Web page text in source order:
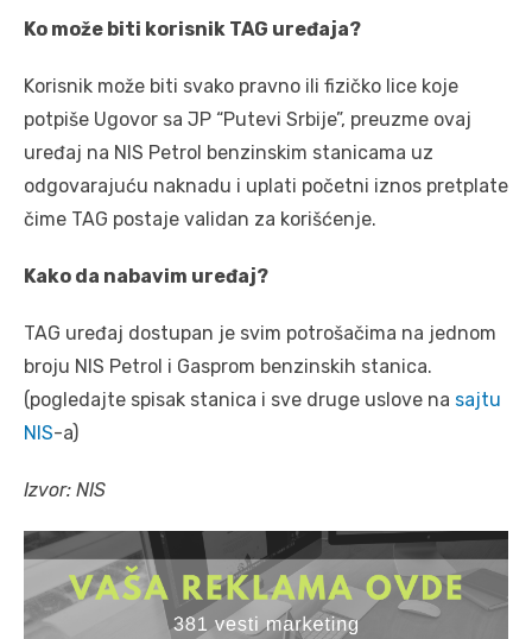
Ko može biti korisnik TAG uređaja?
Korisnik može biti svako pravno ili fizičko lice koje
potpiše Ugovor sa JP “Putevi Srbije”, preuzme ovaj
uređaj na NIS Petrol benzinskim stanicama uz
odgovarajuću naknadu i uplati početni iznos pretplate
čime TAG postaje validan za korišćenje.
Kako da nabavim uređaj?
TAG uređaj dostupan je svim potrošačima na jednom
broju NIS Petrol i Gasprom benzinskih stanica.
(pogledajte spisak stanica i sve druge uslove na sajtu
NIS-a)
Izvor: NIS